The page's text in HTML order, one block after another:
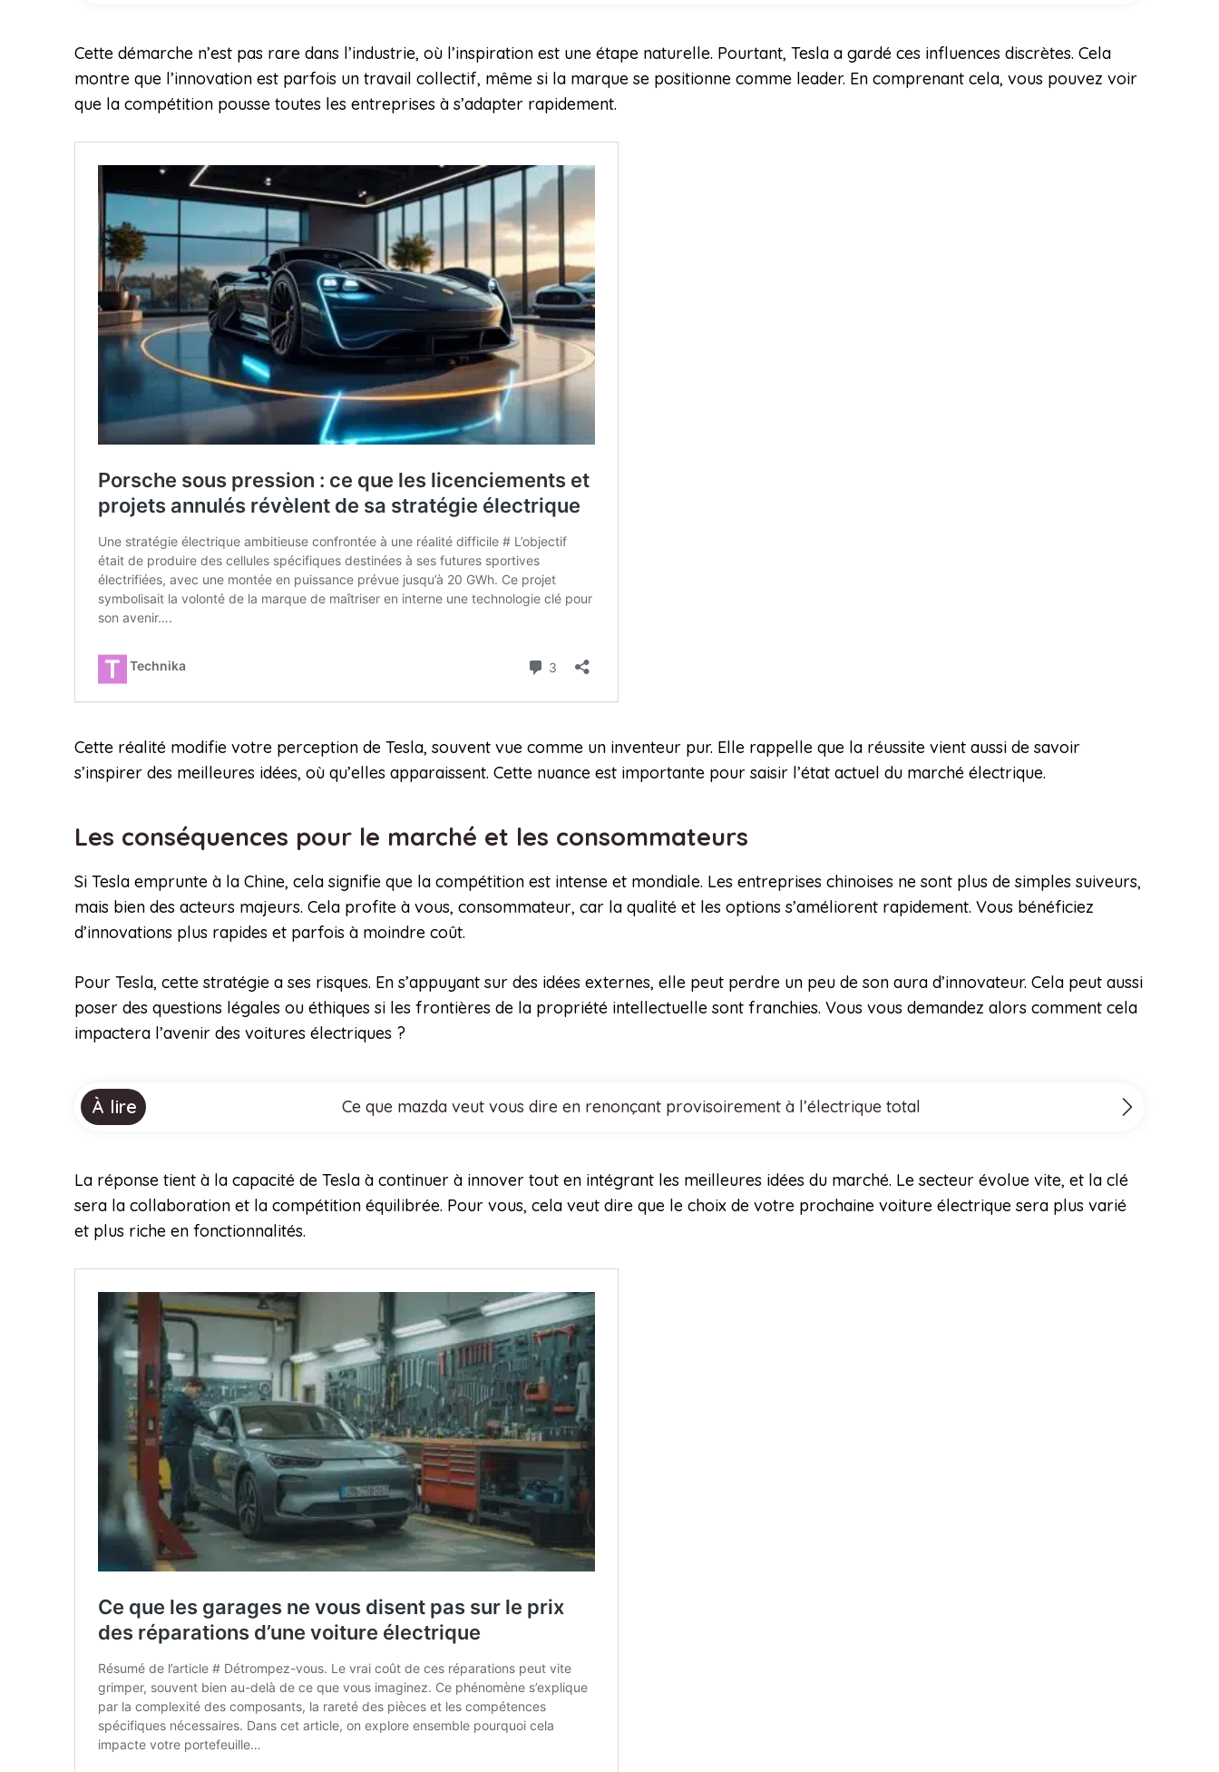
Cette démarche n’est pas rare dans l’industrie, où l’inspiration est une étape naturelle. Pourtant, Tesla a gardé ces influences discrètes. Cela
montre que l’innovation est parfois un travail collectif, même si la marque se positionne comme leader. En comprenant cela, vous pouvez voir
que la compétition pousse toutes les entreprises à s’adapter rapidement.
Cette réalité modifie votre perception de Tesla, souvent vue comme un inventeur pur. Elle rappelle que la réussite vient aussi de savoir
s’inspirer des meilleures idées, où qu’elles apparaissent. Cette nuance est importante pour saisir l’état actuel du marché électrique.
Les conséquences pour le marché et les consommateurs
Si Tesla emprunte à la Chine, cela signifie que la compétition est intense et mondiale. Les entreprises chinoises ne sont plus de simples suiveurs,
mais bien des acteurs majeurs. Cela profite à vous, consommateur, car la qualité et les options s’améliorent rapidement. Vous bénéficiez
d’innovations plus rapides et parfois à moindre coût.
Pour Tesla, cette stratégie a ses risques. En s’appuyant sur des idées externes, elle peut perdre un peu de son aura d’innovateur. Cela peut aussi
poser des questions légales ou éthiques si les frontières de la propriété intellectuelle sont franchies. Vous vous demandez alors comment cela
impactera l’avenir des voitures électriques ?
À lire Ce que mazda veut vous dire en renonçant provisoirement à l’électrique total
La réponse tient à la capacité de Tesla à continuer à innover tout en intégrant les meilleures idées du marché. Le secteur évolue vite, et la clé
sera la collaboration et la compétition équilibrée. Pour vous, cela veut dire que le choix de votre prochaine voiture électrique sera plus varié
et plus riche en fonctionnalités.